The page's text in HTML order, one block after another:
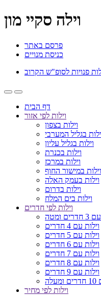
וילה סקיי מון
פרסם באתר
כניסת מנויים
פנויות לסופ"ש הקרוב
דף הבית
וילות לפי אזור
וילות בצפון
בגליל המערבי
וילות בגליל עליון
וילות בכנרת
וילות במרכז
וילות במישור החוף
וילות בעמק האלה
וילות בדרום
וילות בים המלח
וילות לפי חדרים
ומטה
וילות עם 4 חדרים
וילות עם 5 חדרים
וילות עם 6 חדרים
וילות עם 7 חדרים
וילות עם 8 חדרים
וילות עם 9 חדרים
וילות לפי מחיר